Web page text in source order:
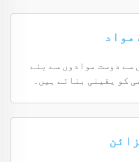
مواد
سے دوست موادوں سے بنے
کو یقینی بناتے ہیں۔